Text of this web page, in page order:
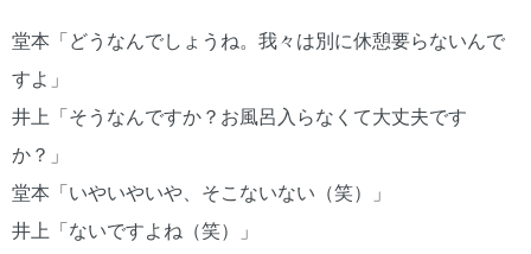
堂本「どうなんでしょうね。我々は別に休憩要らないんで
すよ」
井上「そうなんですか？お風呂入らなくて大丈夫です
か？」
堂本「いやいやいや、そこないない（笑）」
井上「ないですよね（笑）」